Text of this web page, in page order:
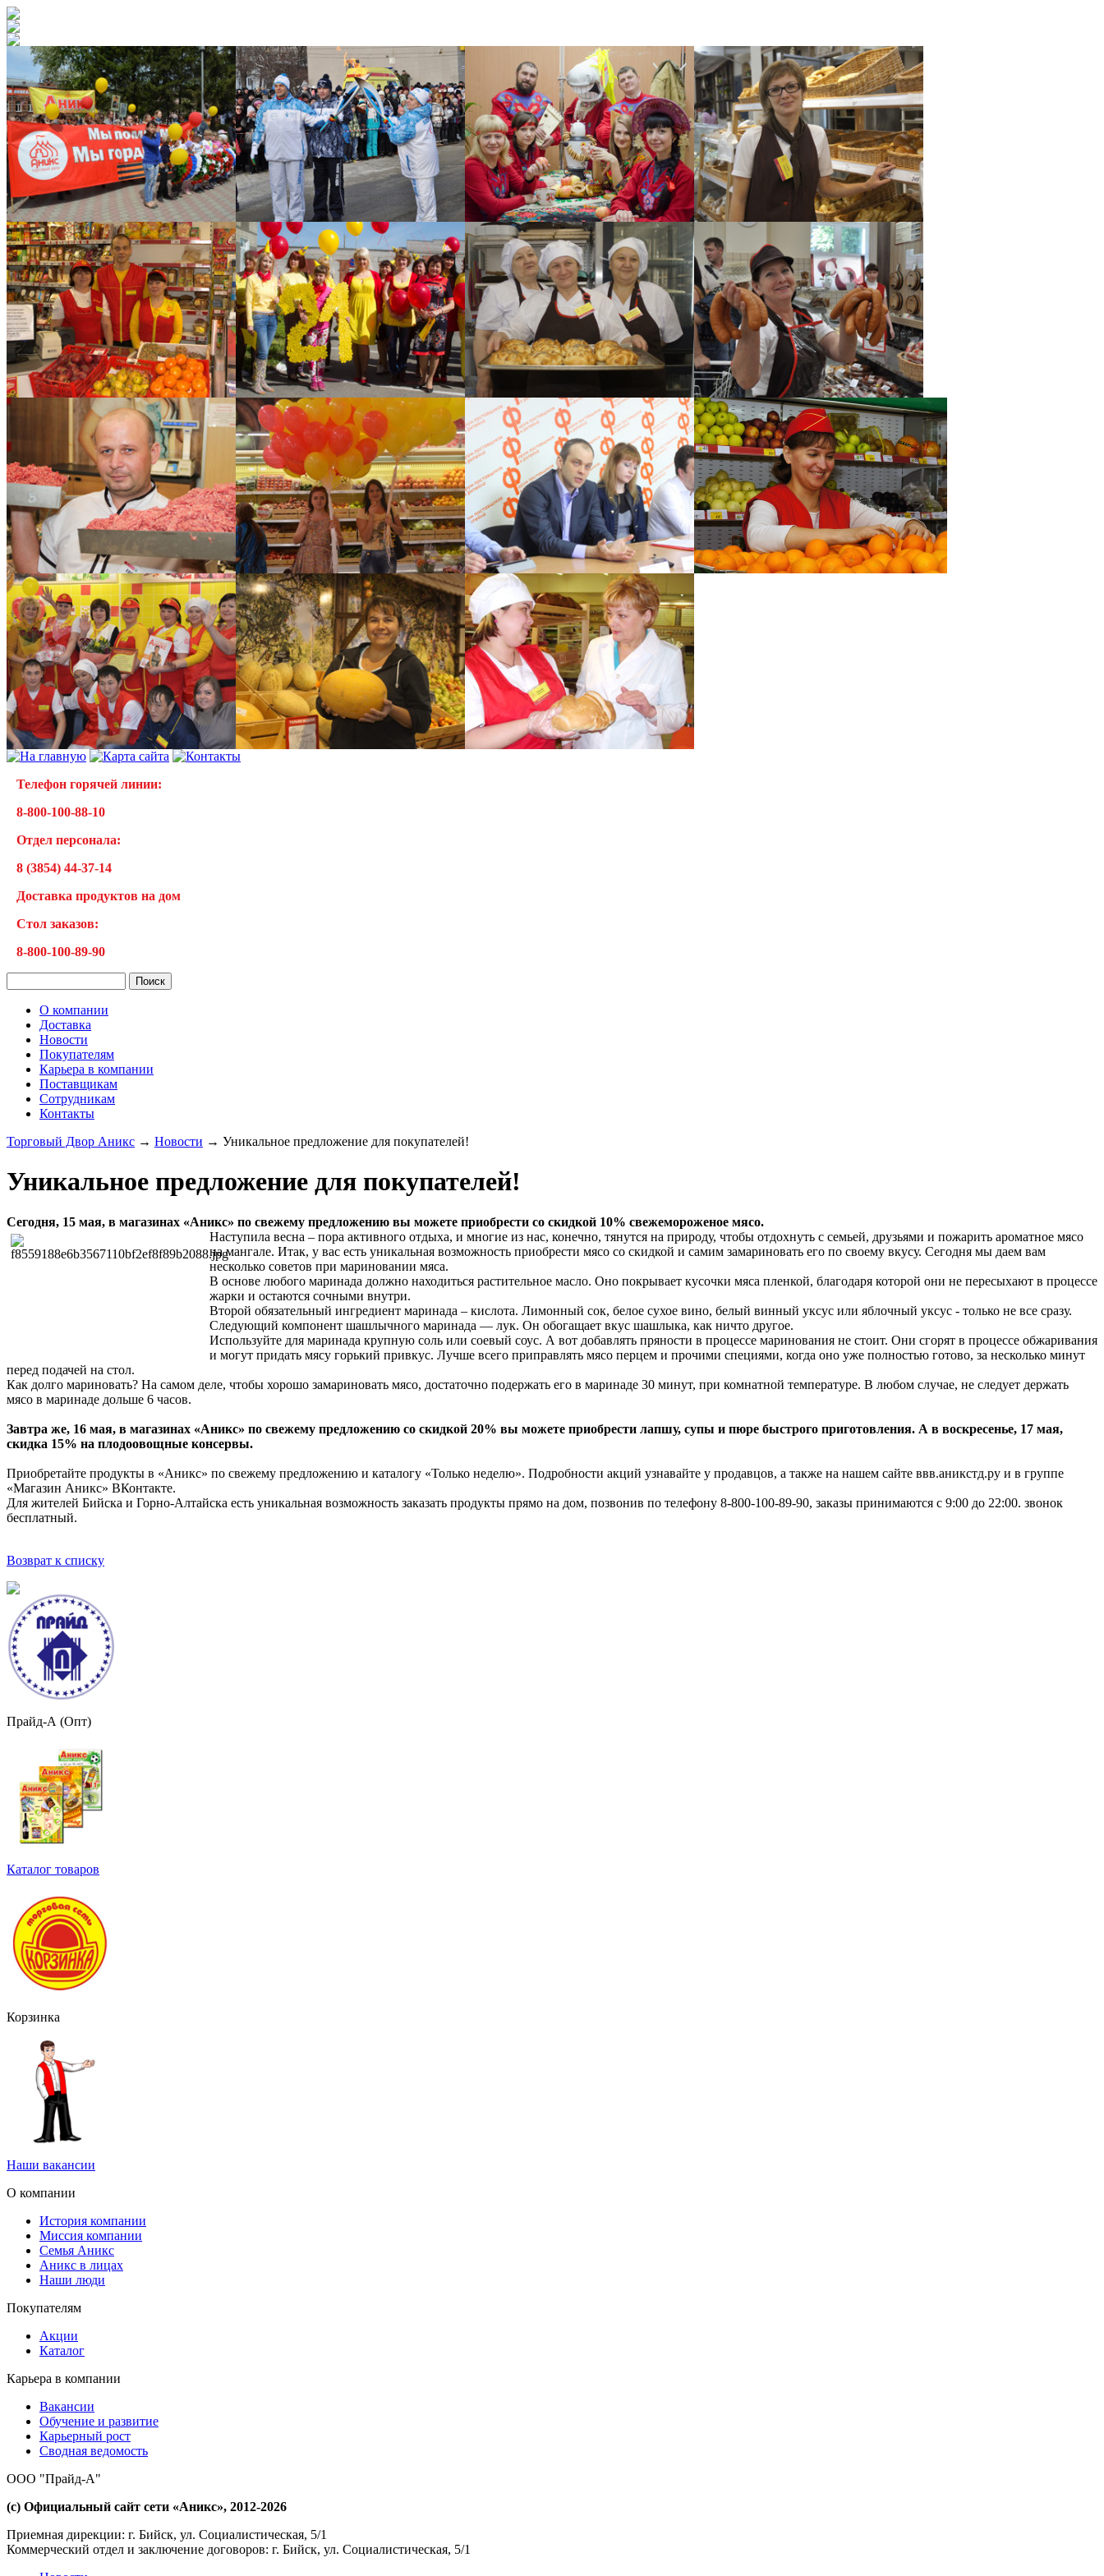
Телефон горячей линии:
8-800-100-88-10
Отдел персонала:
8 (3854) 44-37-14
Доставка продуктов на дом
Cтол заказов:
8-800-100-89-90
О компании
Доставка
Новости
Покупателям
Карьера в компании
Поставщикам
Сотрудникам
Контакты
Торговый Двор Аникс → Новости → Уникальное предложение для покупателей!
Уникальное предложение для покупателей!
Сегодня, 15 мая, в магазинах «Аникс» по свежему предложению вы можете приобрести со скидкой 10% свежемороженое мясо.
Наступила весна – пора активного отдыха, и многие из нас, конечно, тянутся на природу, чтобы отдохнуть с семьей, друзьями и пожарить ароматное мясо
на мангале. Итак, у вас есть уникальная возможность приобрести мясо со скидкой и самим замариновать его по своему вкусу. Сегодня мы даем вам
несколько советов при мариновании мяса.
В основе любого маринада должно находиться растительное масло. Оно покрывает кусочки мяса пленкой, благодаря которой они не пересыхают в процессе
жарки и остаются сочными внутри.
Второй обязательный ингредиент маринада – кислота. Лимонный сок, белое сухое вино, белый винный уксус или яблочный уксус - только не все сразу.
Следующий компонент шашлычного маринада — лук. Он обогащает вкус шашлыка, как ничто другое.
Используйте для маринада крупную соль или соевый соус. А вот добавлять пряности в процессе маринования не стоит. Они сгорят в процессе обжаривания
и могут придать мясу горький привкус. Лучше всего приправлять мясо перцем и прочими специями, когда оно уже полностью готово, за несколько минут
перед подачей на стол.
Как долго мариновать? На самом деле, чтобы хорошо замариновать мясо, достаточно подержать его в маринаде 30 минут, при комнатной температуре. В любом случае, не следует держать
мясо в маринаде дольше 6 часов.
Завтра же, 16 мая, в магазинах «Аникс» по свежему предложению со скидкой 20% вы можете приобрести лапшу, супы и пюре быстрого приготовления. А в воскресенье, 17 мая,
скидка 15% на плодоовощные консервы.
Приобретайте продукты в «Аникс» по свежему предложению и каталогу «Только неделю». Подробности акций узнавайте у продавцов, а также на нашем сайте ввв.аникстд.ру и в группе
«Магазин Аникс» ВКонтакте.
Для жителей Бийска и Горно-Алтайска есть уникальная возможность заказать продукты прямо на дом, позвонив по телефону 8-800-100-89-90, заказы принимаются с 9:00 до 22:00. звонок
бесплатный.
Возврат к списку
Прайд-А (Опт)
Каталог товаров
Корзинка
Наши вакансии
О компании
История компании
Миссия компании
Семья Аникс
Аникс в лицах
Наши люди
Покупателям
Акции
Каталог
Карьера в компании
Вакансии
Обучение и развитие
Карьерный рост
Сводная ведомость
ООО "Прайд-А"
(с) Официальный сайт сети «Аникс», 2012-2026
Приемная дирекции: г. Бийск, ул. Социалистическая, 5/1
Коммерческий отдел и заключение договоров: г. Бийск, ул. Социалистическая, 5/1